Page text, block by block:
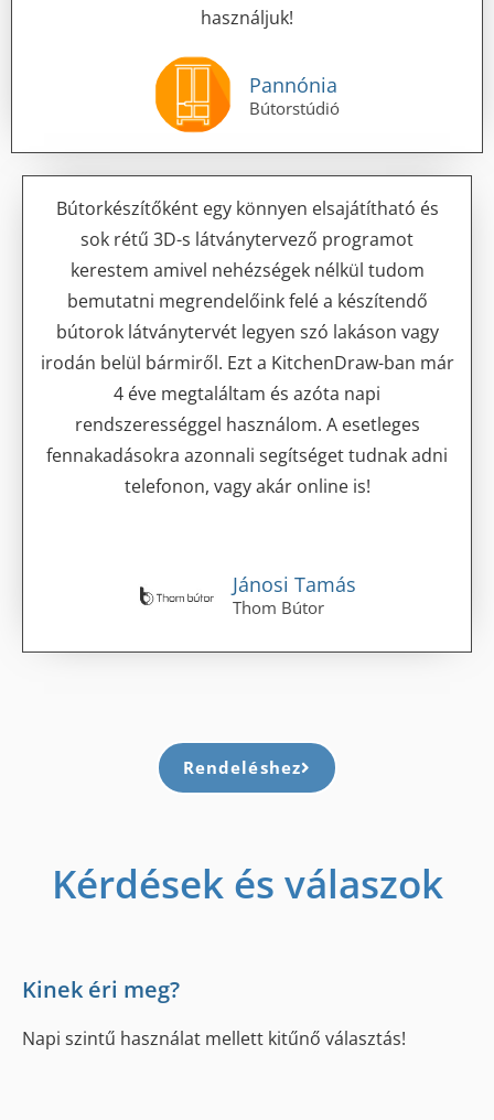
használjuk!
Pannónia
Bútorstúdió
Bútorkészítőként egy könnyen elsajátítható és
sok rétű 3D-s látványtervező programot
kerestem amivel nehézségek nélkül tudom
bemutatni megrendelőink felé a készítendő
bútorok látványtervét legyen szó lakáson vagy
irodán belül bármiről. Ezt a KitchenDraw-ban már
4 éve megtaláltam és azóta napi
rendszerességgel használom. A esetleges
fennakadásokra azonnali segítséget tudnak adni
telefonon, vagy akár online is!
Jánosi Tamás
Thom Bútor
Rendeléshez
Kérdések és válaszok
Kinek éri meg?
Napi szintű használat mellett kitűnő választás!